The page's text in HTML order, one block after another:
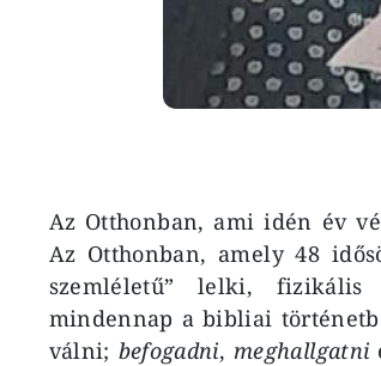
Az Otthonban, ami idén év
Az Otthonban, amely 48
szemléletű” lelki, fizikális
mindennap a bibliai
válni; befogadni, meghallgatni